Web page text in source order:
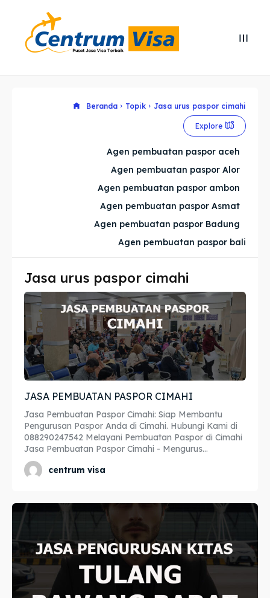
Cari
Cari
Explore our destinations
Imta
Legalisir
Apostille
Penerjemah
Asuransi
Blog
Explore our destinations
Imta
Legalisir
Apostille
Penerjemah
Asuransi
Blog
Beranda Topik Jasa urus paspor cimahi
Explore
Agen pembuatan paspor aceh
Agen pembuatan paspor Alor
Agen pembuatan paspor ambon
Agen pembuatan paspor Asmat
Agen pembuatan paspor Badung
Agen pembuatan paspor bali
Jasa urus paspor cimahi
JASA PEMBUATAN PASPOR CIMAHI
Jasa Pembuatan Paspor Cimahi: Siap Membantu
Pengurusan Paspor Anda di Cimahi. Hubungi Kami di
088290247542 Melayani Pembuatan Paspor di Cimahi
Jasa Pembuatan Paspor Cimahi - Mengurus...
centrum visa